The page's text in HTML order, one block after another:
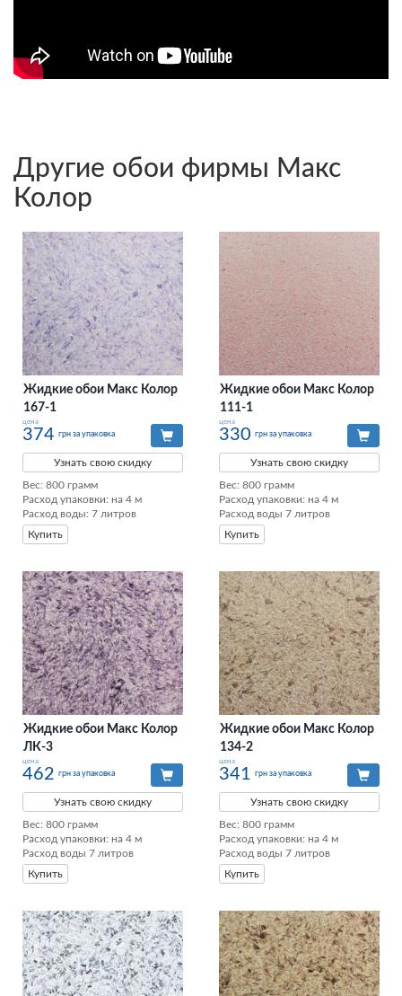
Другие обои фирмы Макс
Колор
Жидкие обои Макс Колор
167-1
цена
374 грн за упаковка
Узнать свою скидку
Вес: 800 грамм
Расход упаковки: на 4 м
Расход воды: 7 литров
Купить
Жидкие обои Макс Колор
111-1
цена
330 грн за упаковка
Узнать свою скидку
Вес: 800 грамм
Расход упаковки: на 4 м
Расход воды 7 литров
Купить
Жидкие обои Макс Колор
ЛК-3
цена
462 грн за упаковка
Узнать свою скидку
Вес: 800 грамм
Расход упаковки: на 4 м
Расход воды 7 литров
Купить
Жидкие обои Макс Колор
134-2
цена
341 грн за упаковка
Узнать свою скидку
Вес: 800 грамм
Расход упаковки: на 4 м
Расход воды 7 литров
Купить